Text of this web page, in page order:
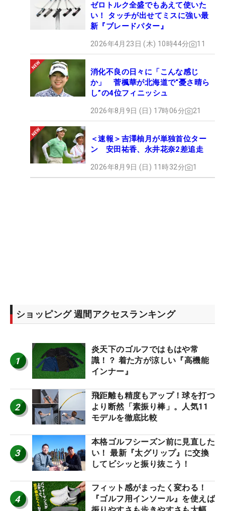
ゼロトルク全盛でもあえて使いた
い！ タッチが出せてミスに強い最
新『ブレードパター』
2026年4月23日 (木) 10時44分 11
消化不良の日々に「こんな感じ
か」 菅楓華が北海道で“憂さ晴ら
し”の4位フィニッシュ
2026年8月9日 (日) 17時06分 21
＜速報＞吉澤柚月が単独首位ター
ン 安田祐香、永井花奈2差追走
2026年8月9日 (日) 11時32分 1
ショッピング 週間アクセスランキング
1
炎天下のゴルフではもはや常
識！？ 着た方が涼しい『高機能
インナー』
2
飛距離も精度もアップ！球を打つ
より断然「素振り棒」。人気11
モデルを徹底比較
3
本格ゴルフシーズン前に見直した
い！ 最新『太グリップ』に交換
してビシッと振り抜こう！
4
フィット感がまったく変わる！
『ゴルフ用インソール』を使えば